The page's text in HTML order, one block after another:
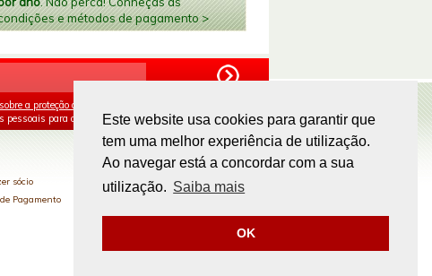
Este website usa cookies para garantir que
tem uma melhor experiência de utilização.
Ao navegar está a concordar com a sua
utilização. Saiba mais
OK
e métodos de pagamento >
a proteção de dados
pessoais para os fins mencionados.
sócio
Pagamento
PAGAMENTOS ONLINE